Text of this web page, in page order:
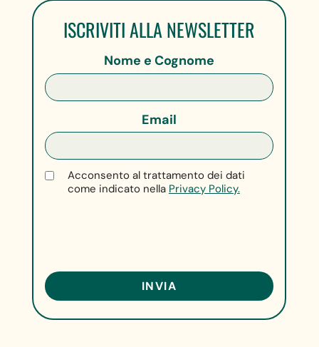
ISCRIVITI ALLA NEWSLETTER
Nome e Cognome
Email
Acconsento al trattamento dei dati
come indicato nella Privacy Policy.